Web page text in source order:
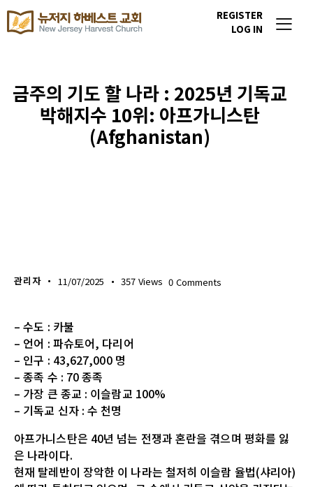
REGISTER
LOG IN
금주의 기도 할 나라 : 2025년 기독교
박해지수 10위: 아프가니스탄
(Afghanistan)
관리자 11/07/2025 357 Views 0 Comments
– 수도 : 카불
– 언어 : 파슈토어, 다리어
– 인구 : 43,627,000 명
– 종족 수 : 70 종족
– 가장 큰 종교 : 이슬람교 100%
– 기독교 신자 : 수 천명
아프가니스탄은 40년 넘는 전쟁과 혼란을 겪으며 평화를 잃
은 나라이다.
현재 탈레반이 장악한 이 나라는 철저히 이슬람 율법(샤리아)